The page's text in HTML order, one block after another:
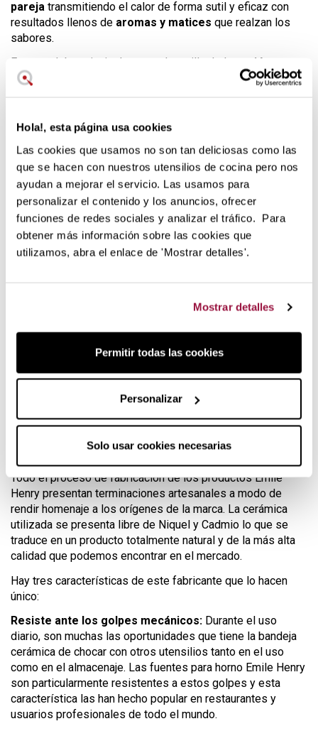
Hola!, esta página usa cookies
Las cookies que usamos no son tan deliciosas como las
que se hacen con nuestros utensilios de cocina pero nos
ayudan a mejorar el servicio. Las usamos para
personalizar el contenido y los anuncios, ofrecer
funciones de redes sociales y analizar el tráfico. Para
obtener más información sobre las cookies que
utilizamos, abra el enlace de 'Mostrar detalles'.
Mostrar detalles
Permitir todas las cookies
Personalizar
Solo usar cookies necesarias
pareja transmitiendo el calor de forma sutil y eficaz con
resultados llenos de aromas y matices que realzan los
sabores.
Esto se debe principalmente a la arcilla de la
región
francesa de Borgoña
que hace que este producto sea
pequeños golpes y arañazos. Además, la podemos limpiar
Medidas y características de las fuentes para horno
Emile Henry fabrica sus productos
siguiendo la tradición artesanal
desde 1850
Todo el proceso de fabricación de los productos Emile
Henry presentan terminaciones artesanales a modo de
rendir homenaje a los orígenes de la marca. La cerámica
utilizada se presenta libre de Niquel y Cadmio lo que se
traduce en un producto totalmente natural y de la más alta
calidad que podemos encontrar en el mercado.
Hay tres características de este fabricante que lo hacen
único:
Resiste ante los golpes mecánicos: Durante el uso
diario, son muchas las oportunidades que tiene la bandeja
cerámica de chocar con otros utensilios tanto en el uso
como en el almacenaje. Las fuentes para horno Emile Henry
son particularmente resistentes a estos golpes y esta
característica las han hecho popular en restaurantes y
usuarios profesionales de todo el mundo.